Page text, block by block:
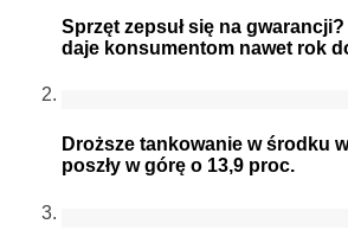
Sprzęt zepsuł się na
daje konsumentom nawet rok
Droższe tankowanie w środku
poszły w górę o 13,9 proc.